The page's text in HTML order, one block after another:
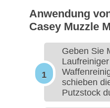
Anwendung
Casey Muzzle
Geben Sie
schieben
Putzstock